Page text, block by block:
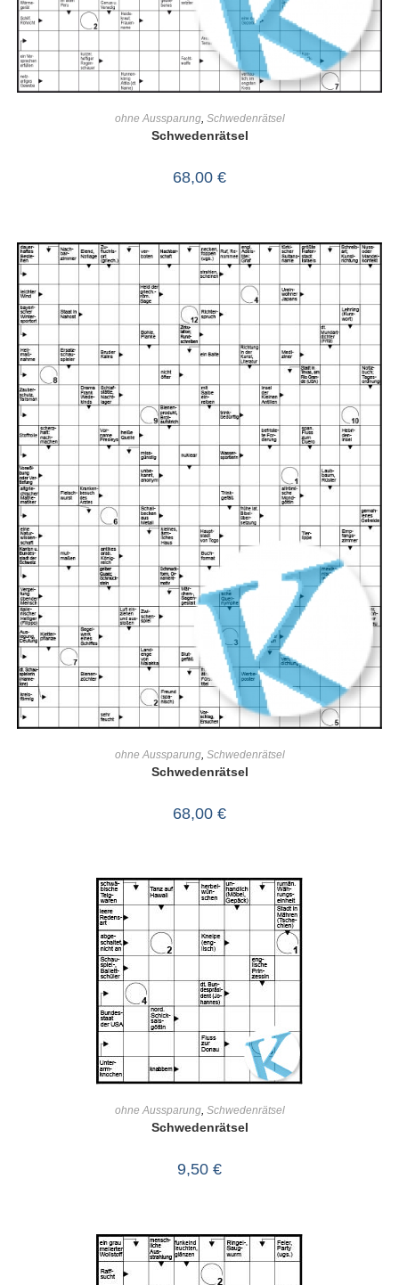
ohne Aussparung, Schwedenrätsel
Schwedenrätsel
68,00 €
ohne Aussparung, Schwedenrätsel
Schwedenrätsel
68,00 €
ohne Aussparung, Schwedenrätsel
Schwedenrätsel
9,50 €